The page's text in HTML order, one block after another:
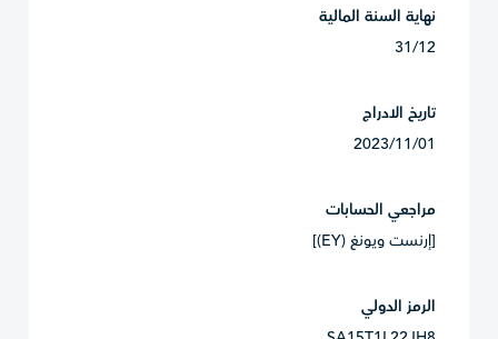
نهاية السنة المالية
31/12
تاريخ الادراج
2023/11/01
مراجعي الحسابات
[إرنست ويونغ (EY)]
الرمز الدولي